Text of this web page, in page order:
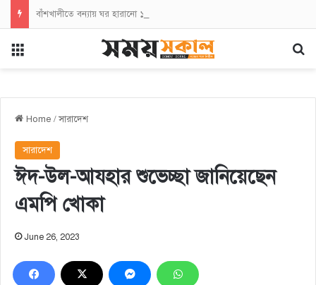
Home /সারাদেশ
সারাদেশ
ঈদ-উল-আযহার শুভেচ্ছা জানিয়েছেন
এমপি খোকা
June 26, 2023